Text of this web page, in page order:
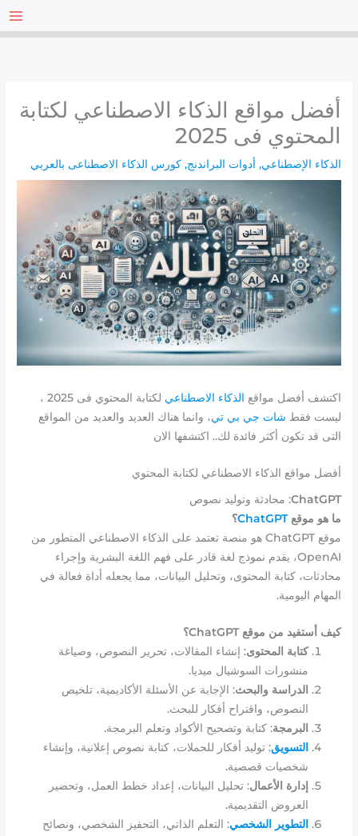
أفضل مواقع الذكاء الاصطناعي لكتابة
المحتوي فى 2025
الذكاء الإصطناعي, أدوات البراندنج,كورس الذكاء الاصطناعى بالعربي
اكتشف أفضل مواقع الذكاء الاصطناعي
لكتابة المحتوي فى 2025 ،
ليست فقط شات جي بي تي، وانما هناك العديد والعديد من المواقع
التى قد تكون أكثر فائدة لك.. اكتشفها الان
أفضل مواقع الذكاء الاصطناعي لكتابة المحتوي
ChatGPT: محادثة وتوليد نصوص
ما هو موقعChatGPT؟
موقع ChatGPT هو منصة تعتمد على الذكاء الاصطناعي المتطور من
OpenAI، يقدم نموذج لغة قادر على فهم اللغة البشرية وإجراء
محادثات، كتابة المحتوى، وتحليل البيانات، مما يجعله أداة فعالة في
المهام اليومية.
كيف أستفيد من موقع ChatGPT؟
كتابة المحتوى: إنشاء المقالات، تحرير النصوص، وصياغة
منشورات السوشيال ميديا.
الدراسة والبحث: الإجابة عن الأسئلة الأكاديمية، تلخيص
النصوص، واقتراح أفكار للبحث.
البرمجة: كتابة وتصحيح الأكواد وتعلم البرمجة.
التسويق: توليد أفكار للحملات، كتابة نصوص إعلانية، وإنشاء
شخصيات قصصية.
إدارة الأعمال: تحليل البيانات، إعداد خطط العمل، وتحضير
العروض التقديمية.
التطوير الشخصي: التعلم الذاتي، التحفيز الشخصي، ونصائح